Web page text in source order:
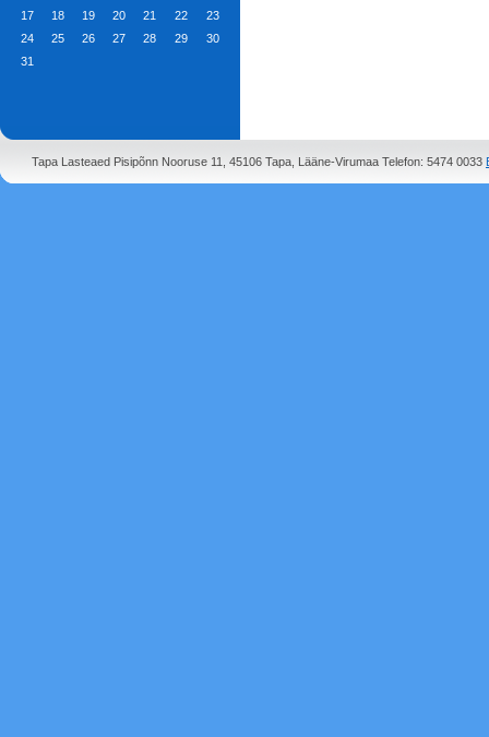
17
18 19 20 21 22
23
24
25 26 27 28 29
30
31
Tapa Lasteaed Pisipõnn Nooruse 11, 45106 Tapa, Lääne-Virumaa Telefon: 5474 0033